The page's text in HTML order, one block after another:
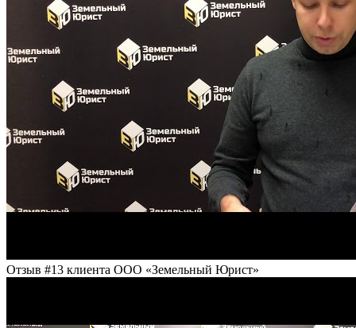
Отзыв #13 клиента ООО «Земельный Юрист»